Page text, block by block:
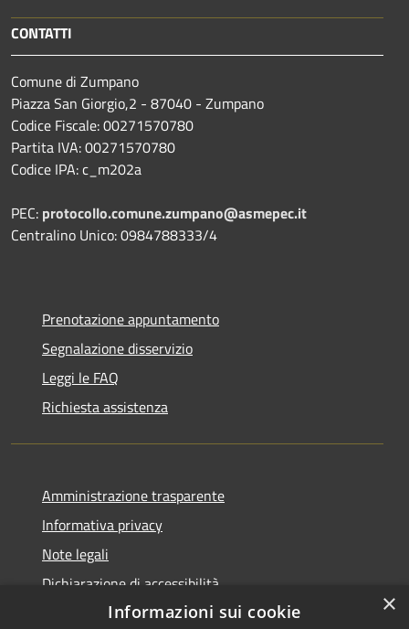
CONTATTI
Comune di Zumpano
Piazza San Giorgio,2 - 87040 - Zumpano
Codice Fiscale: 00271570780
Partita IVA: 00271570780
Codice IPA: c_m202a
PEC: protocollo.comune.zumpano@asmepec.it
Centralino Unico: 0984788333/4
Prenotazione appuntamento
Segnalazione disservizio
Leggi le FAQ
Richiesta assistenza
Amministrazione trasparente
Informativa privacy
Note legali
Dichiarazione di accessibilità
×
Informazioni sui cookie